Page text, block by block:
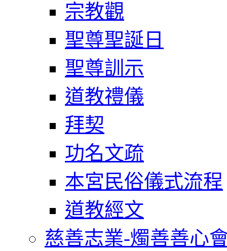
宗教觀
聖尊聖誕日
聖尊訓示
道教禮儀
拜契
功名文疏
本宮民俗儀式流程
道教經文
慈善志業-燭善善心